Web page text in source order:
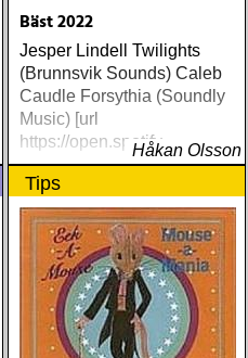
Bäst 2022
Jesper Lindell Twilights
(Brunnsvik Sounds) Caleb
Caudle Forsythia (Soundly
Music) [url
https://open.spotifyHåkan Olsson
Tips